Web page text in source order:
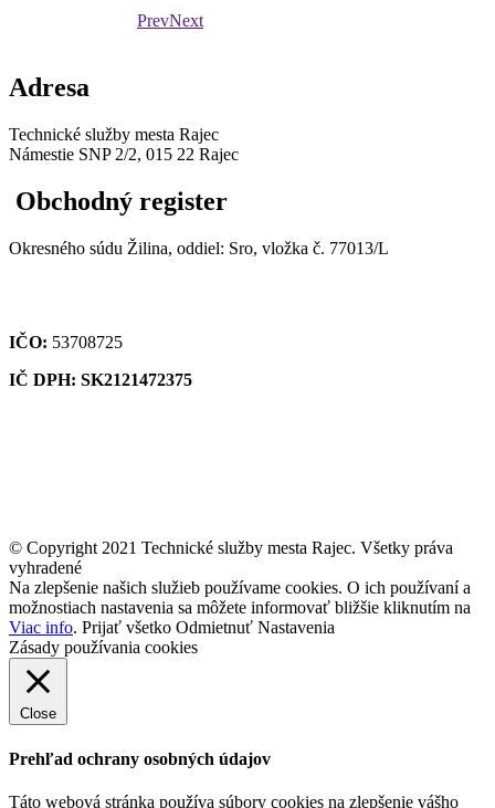
PrevNext
Adresa
Technické služby mesta Rajec
Námestie SNP 2/2, 015 22 Rajec
Obchodný register
Okresného súdu Žilina, oddiel: Sro, vložka č. 77013/L
IČO: 53708725
IČ DPH: SK2121472375
© Copyright 2021 Technické služby mesta Rajec. Všetky práva
vyhradené
Na zlepšenie našich služieb používame cookies. O ich používaní a
možnostiach nastavenia sa môžete informovať bližšie kliknutím na
Viac info. Prijať všetko Odmietnuť Nastavenia
Zásady používania cookies
Close
Prehľad ochrany osobných údajov
Táto webová stránka používa súbory cookies na zlepšenie vášho